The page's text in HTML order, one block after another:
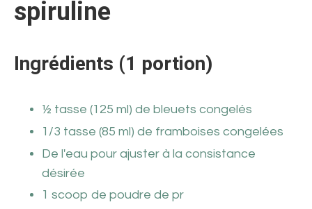
spiruline
Ingrédients (1 portion)
½ tasse (125 ml) de bleuets congelés
1/3 tasse (85 ml) de framboises congelées
De l'eau pour ajuster à la consistance
désirée
1 scoop de poudre de pr